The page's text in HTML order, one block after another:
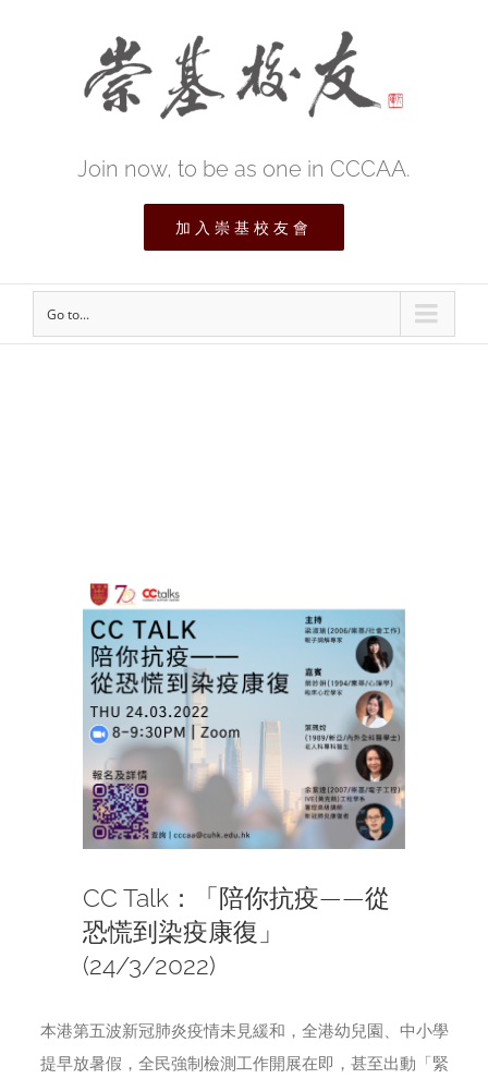
Join now, to be as one in CCCAA.
加入崇基校友會
Go to...
View
Larger
Image
CC Talk：「陪你抗疫——從
恐慌到染疫康復」
(24/3/2022)
本港第五波新冠肺炎疫情未見緩和，全港幼兒園、中小學
提早放暑假，全民強制檢測工作開展在即，甚至出動「緊